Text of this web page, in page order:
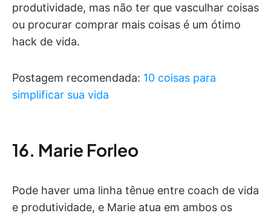
produtividade, mas não ter que vasculhar coisas
ou procurar comprar mais coisas é um ótimo
hack de vida.
Postagem recomendada: 10 coisas para
simplificar sua vida
16. Marie Forleo
Pode haver uma linha tênue entre coach de vida
e produtividade, e Marie atua em ambos os